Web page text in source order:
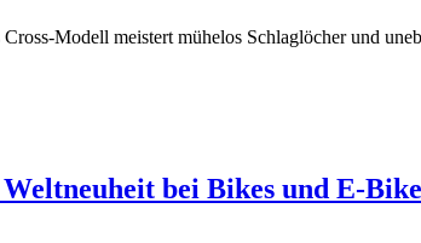
Modell meistert mühelos Schlaglöcher und
bei Bikes und E-